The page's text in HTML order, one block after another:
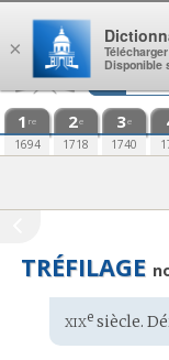
Aller au contenu
1 re
1694
2e
1718
3e
1740
TRÉFILAGE
Étymologie
:
xixesiècle.
×
Disponible